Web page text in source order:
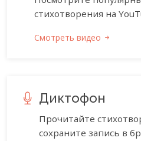
стихотворения на
Смотреть видео
Диктофон
Прочитайте
сохраните запись в